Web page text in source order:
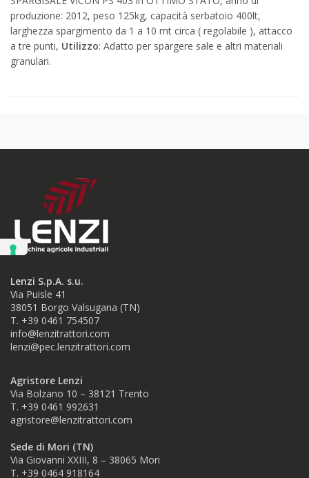
produzione: 2012, peso 125kg, capacità serbatoio 400lt,
larghezza spargimento da 1 a 10 mt circa ( regolabile ), attacco
a tre punti, Utilizzo: Adatto per spargere sale e altri materiali
granulari.
Lenzi S.p.A. s.u.
Via Puisle 41
38051 Borgo Valsugana (TN)
T. +39 0461 754507
info@lenzitrattori.com
lenzi@pec.lenzitrattori.com
Agristore Lenzi
Via Bolzano 10 – 38121 Trento
T. +39 0461 992631
agristore@lenzitrattori.com
Sede di Mori (TN)
Via Giovanni XXIII, 8 – 38065 Mori
T. +39 0464 918164